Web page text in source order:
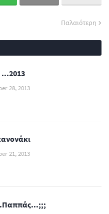
Παλαιότερη
28, 2013
21, 2013